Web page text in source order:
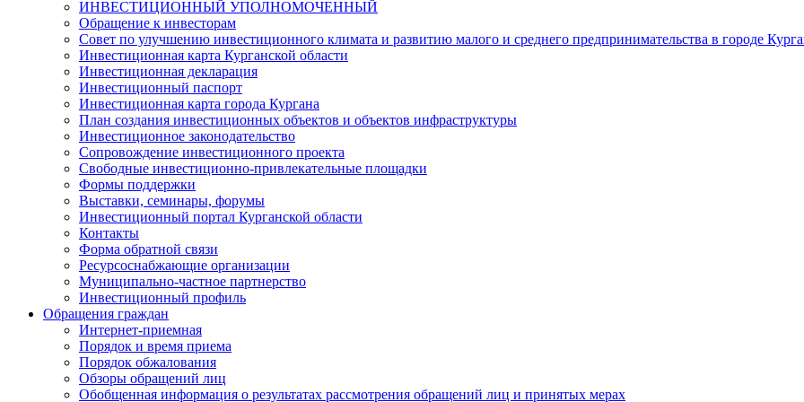
ИНВЕСТИЦИОННЫЙ УПОЛНОМОЧЕННЫЙ
Обращение к инвесторам
Совет по улучшению инвестиционного климата и развитию малого и среднего предпринимательства в городе
Инвестиционная карта Курганской области
Инвестиционная декларация
Инвестиционный паспорт
Инвестиционная карта города Кургана
План создания инвестиционных объектов и объектов инфраструктуры
Инвестиционное законодательство
Сопровождение инвестиционного проекта
Свободные инвестиционно-привлекательные площадки
Формы поддержки
Выставки, семинары, форумы
Инвестиционный портал Курганской области
Контакты
Форма обратной связи
Ресурсоснабжающие организации
Муниципально-частное партнерство
Инвестиционный профиль
Обращения граждан
Интернет-приемная
Порядок и время приема
Порядок обжалования
Обзоры обращений лиц
Обобщенная информация о результатах рассмотрения обращений лиц и принятых мерах